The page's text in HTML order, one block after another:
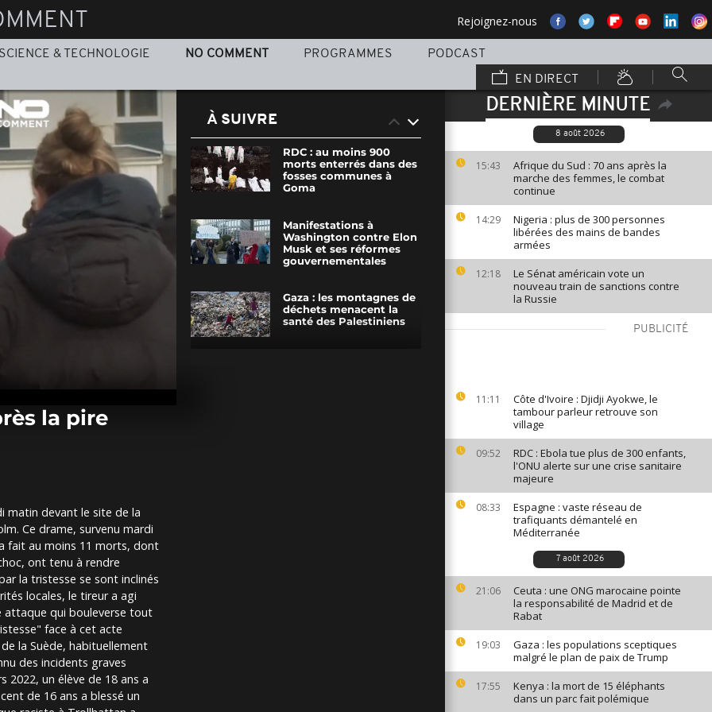
Rejoignez-nous
SCIENCE & TECHNOLOGIE NO COMMENT PROGRAMMES
PODCAST
EN DIRECT
DERNIÈRE MINUTE
8 août 2026
15:43
Afrique du Sud : 70 ans après la
marche des femmes, le combat
continue
14:29
Nigeria : plus de 300 personnes
libérées des mains de bandes
armées
12:18
Le Sénat américain vote un
nouveau train de sanctions contre
la Russie
PUBLICITÉ
11:11
Côte d'Ivoire : Djidji Ayokwe, le
tambour parleur retrouve son
village
09:52
RDC : Ebola tue plus de 300 enfants,
l'ONU alerte sur une crise sanitaire
majeure
08:33
Espagne : vaste réseau de
trafiquants démantelé en
Méditerranée
7 août 2026
21:06
Ceuta : une ONG marocaine pointe
la responsabilité de Madrid et de
Rabat
19:03
Gaza : les populations sceptiques
malgré le plan de paix de Trump
17:55
Kenya : la mort de 15 éléphants
dans un parc fait polémique
la pire
matin devant le site de la
Ce drame, survenu mardi
fait au moins 11 morts, dont
ont tenu à rendre
la tristesse se sont inclinés
locales, le tireur a agi
attaque qui bouleverse tout
face à cet acte
la Suède, habituellement
des incidents graves
2022, un élève de 18 ans a
de 16 ans a blessé un
À SUIVRE
RDC : au moins 900
morts enterrés dans des
fosses communes à
Goma
Manifestations à
Washington contre Elon
Musk et ses réformes
gouvernementales
Gaza : les montagnes de
déchets menacent la
santé des Palestiniens